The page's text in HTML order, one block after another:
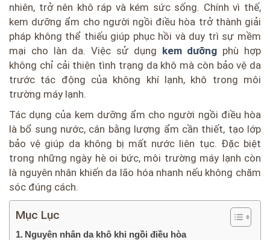
nhiên, trở nên khô ráp và kém sức sống. Chính vì thế,
kem dưỡng ẩm cho người ngồi điều hòa trở thành giải
pháp không thể thiếu giúp phục hồi và duy trì sự mềm
mại cho làn da. Việc sử dụng kem dưỡng phù hợp
không chỉ cải thiện tình trạng da khô mà còn bảo vệ da
trước tác động của không khí lạnh, khô trong môi
trường máy lạnh.
Tác dụng của kem dưỡng ẩm cho người ngồi điều hòa
là bổ sung nước, cân bằng lượng ẩm cần thiết, tạo lớp
bảo vệ giúp da không bị mất nước liên tục. Đặc biệt
trong những ngày hè oi bức, môi trường máy lạnh còn
là nguyên nhân khiến da lão hóa nhanh nếu không chăm
sóc đúng cách.
Mục Lục
Nguyên nhân da khô khi ngồi điều hòa